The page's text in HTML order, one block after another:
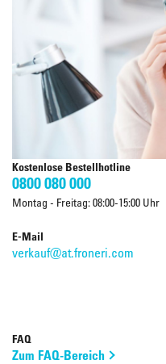
Kostenlose Bestellhotline
0800 080 000
Montag - Freitag: 08:00-15:00 Uhr
E-Mail
verkauf@at.froneri.com
FAQ
Zum FAQ-Bereich